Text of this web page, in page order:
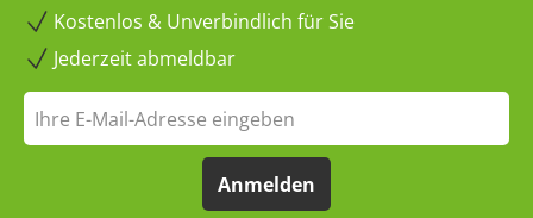
Kostenlos & Unverbindlich für Sie
Jederzeit abmeldbar
Anmelden